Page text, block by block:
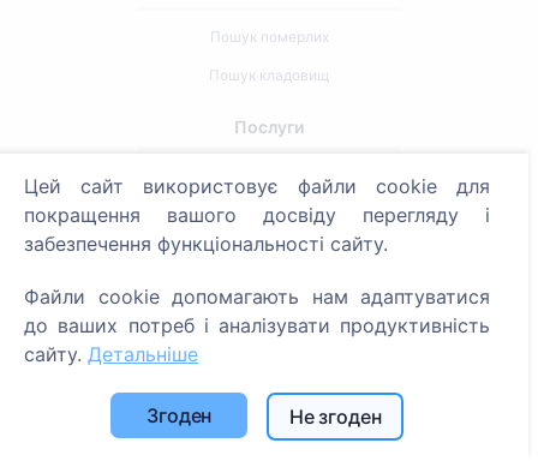
Пошук померлих
Пошук кладовищ
Послуги
Контакти
SIA "CEMETY", LV40103618951
info@cemety.lv
Ми працюємо по всій країні!
Цей сайт використовує файли cookie для
покращення вашого досвіду перегляду і
забезпечення функціональності сайту.
Файли cookie допомагають нам адаптуватися
до ваших потреб і аналізувати продуктивність
сайту. Детальніше
Згоден Не згоден